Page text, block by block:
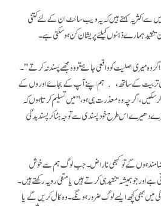
اکثر یہ کہتے ہیں کہ یہ ویب سائٹ ان کے لئے کتنی
تنقید ہمارے ذہنوں کیلئے پریشان کن ہوسکتی ہے۔
میری اصلیت کو واقعی جانتے تو وہ مجھے پسند نہ کرتے"۔
من کی تربیت کے ساتھ، ہم اپنے آپ کے بجاۓ اوروں کے
اگرچہ وہ معذرت ہی ہو، "میں تسلیم کرتا ہوں کہ
دھیرے اس طرح خود پسندی سے توجہ ہٹا کر پسندیدگیٔ
رضامند ہوں گے تو کبھی ناراض۔ جب لوگ ہم سے خوش
جو ہمیشہ تنقید ہی کرتے ہیں یا منفی رویہ رکھتے ہیں۔
میں بھی کچھ ایسے لوگ ضرور ہونگے۔ وہ کال کریں گے یا